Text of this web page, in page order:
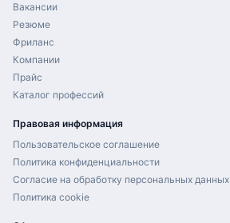
Вакансии
Резюме
Фриланс
Компании
Прайс
Каталог профессий
Правовая информация
Пользовательское соглашение
Политика конфиденциальности
Согласие на обработку персональных данных
Политика cookie